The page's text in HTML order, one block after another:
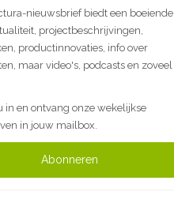
nieuwsbrief biedt een boeiende
projectbeschrijvingen,
productinnovaties, info over
maar video's, podcasts en zoveel
in en ontvang onze wekelijkse
in jouw mailbox.
Abonneren